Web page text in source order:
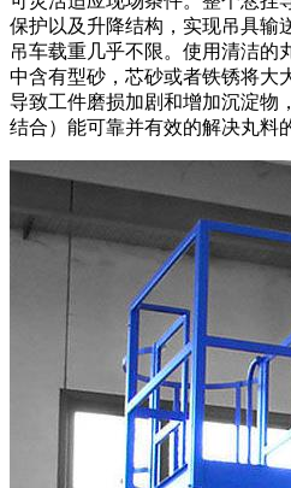
保护以及升降结构，实现吊具输
吊车载重几乎不限。使用清洁的
中含有型砂，芯砂或者铁锈将大
导致工件磨损加剧和增加沉淀物
结合）能可靠并有效的解决丸料